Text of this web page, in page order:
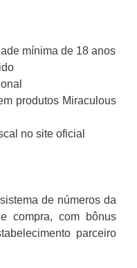
mínima de 18 anos
produtos Miraculous
no site oficial
de números da
compra, com bônus
parceiro